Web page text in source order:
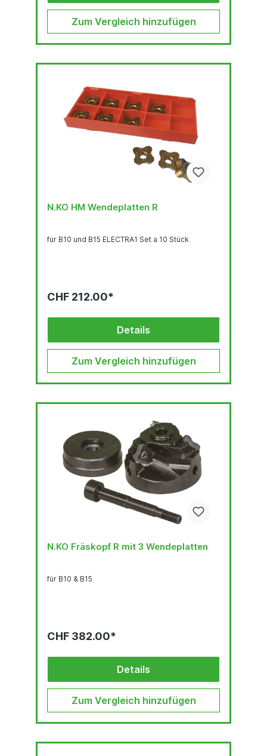
Zum Vergleich hinzufügen
N.KO HM Wendeplatten R
für B10 und B15 ELECTRA1 Set a 10 Stück
CHF 212.00*
Details
Zum Vergleich hinzufügen
N.KO Fräskopf R mit 3 Wendeplatten
für B10 & B15
CHF 382.00*
Details
Zum Vergleich hinzufügen